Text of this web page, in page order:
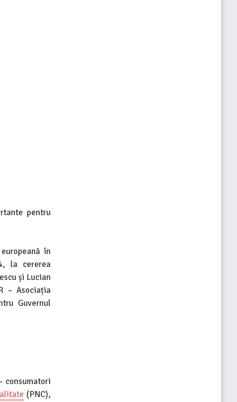
pentru
în
la cererea
și Lucian
– Asociația
Guvernul
consumatori
(PNC),